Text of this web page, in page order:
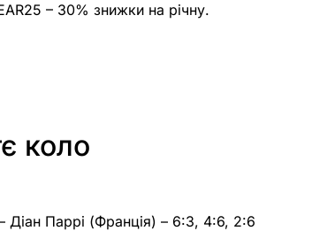
– 30% знижки на річну.
коло
Діан Паррі (Франція) – 6:3, 4:6, 2:6